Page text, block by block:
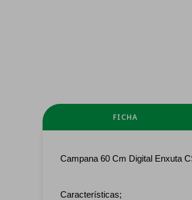
FICHA
Campana 60 Cm Digital Enxuta
Características;